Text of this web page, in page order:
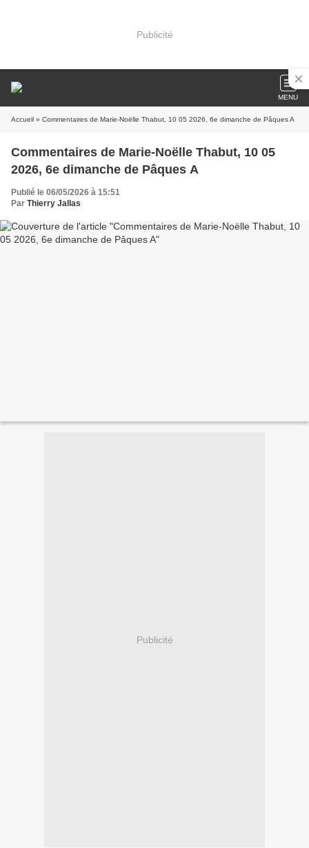
Publicité
MENU
Accueil » Commentaires de Marie-Noëlle Thabut, 10 05 2026, 6e dimanche de Pâques A
Commentaires de Marie-Noëlle Thabut, 10 05
2026, 6e dimanche de Pâques A
Publié le 06/05/2026 à 15:51
Par Thierry Jallas
Publicité